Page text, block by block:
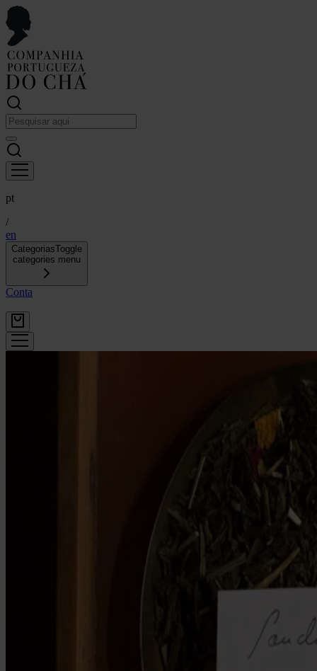
pt
/
en
CategoriasToggle
categories menu
Conta